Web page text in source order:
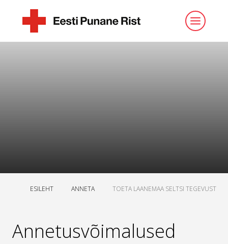
ESILEHT ANNETA TOETA LAANEMAA SELTSI TEGEVUST
Annetusvõimalused